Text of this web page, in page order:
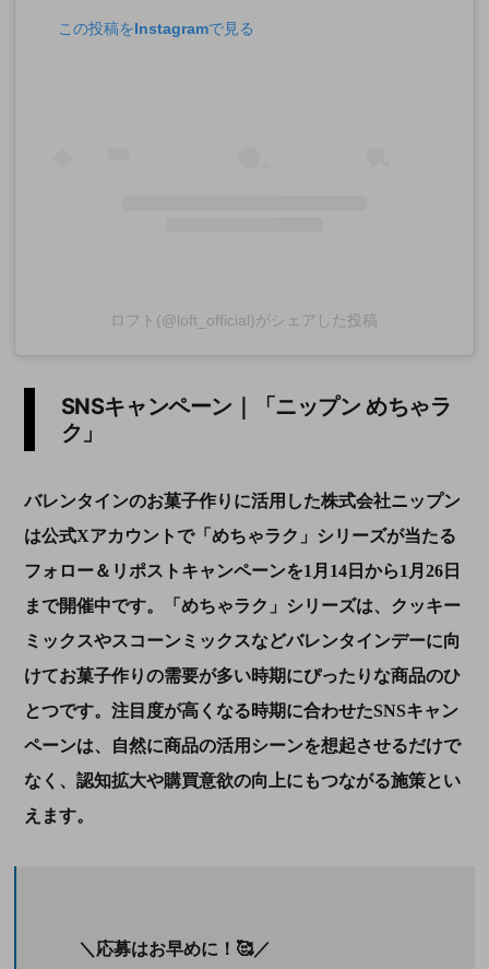
この投稿をInstagramで見る
ロフト(@loft_official)がシェアした投稿
SNSキャンペーン｜「ニップン めちゃラ
ク」
バレンタインのお菓子作りに活用した株式会社ニップン
は公式Xアカウントで「めちゃラク」シリーズが当たる
フォロー＆リポストキャンペーンを1月14日から1月26日
まで開催中です。「めちゃラク」シリーズは、クッキー
ミックスやスコーンミックスなどバレンタインデーに向
けてお菓子作りの需要が多い時期にぴったりな商品のひ
とつです。注目度が高くなる時期に合わせたSNSキャン
ペーンは、自然に商品の活用シーンを想起させるだけで
なく、認知拡大や購買意欲の向上にもつながる施策とい
えます。
＼応募はお早めに！🥰／